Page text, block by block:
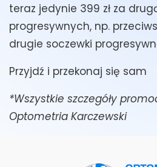
teraz jedynie 399 zł za
progresywnych, np.
drugie soczewki
Przyjdź i przekonaj się sam
*Wszystkie szczegóły
Optometria Karczewski